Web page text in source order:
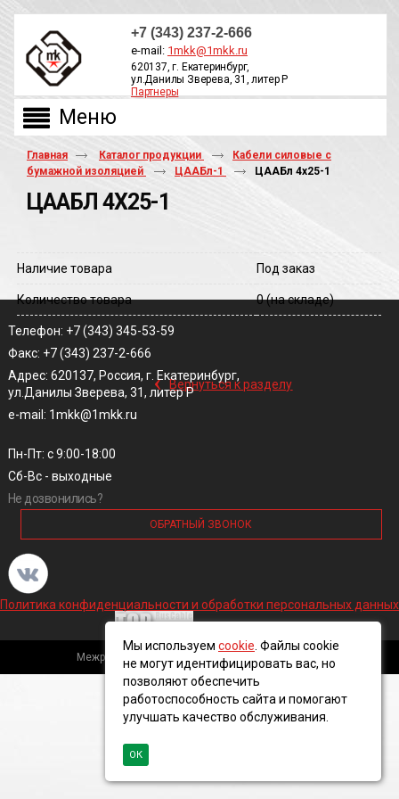
+7 (343) 237-2-666
e-mail: 1mkk@1mkk.ru
620137, г. Екатеринбург,
ул.Данилы Зверева, 31, литер Р
Партнеры
Главная Каталог продукции
Кабели силовые с
бумажной изоляцией
ЦААБл-1 ЦААБл 4х25-1
ЦААБЛ 4Х25-1
Наличие товара Под заказ
Количество товара 0(на складе)
‹ Вернуться к разделу
Телефон: +7 (343) 345-53-59
Факс: +7 (343) 237-2-666
Адрес: 620137, Россия, г. Екатеринбург,
ул.Данилы Зверева, 31, литер Р
e-mail: 1mkk@1mkk.ru
Пн-Пт: с 9:00-18:00
Сб-Вс - выходные
Не дозвонились?
ОБРАТНЫЙ ЗВОНОК
Политика конфиденциальности и обработки персональных данных
Межрегиональная кабельная компания, 2016 ©
Мы используем cookie . Файлы cookie
не могут идентифицировать вас, но
позволяют обеспечить
работоспособность сайта и помогают
улучшать качество обслуживания.
ОК